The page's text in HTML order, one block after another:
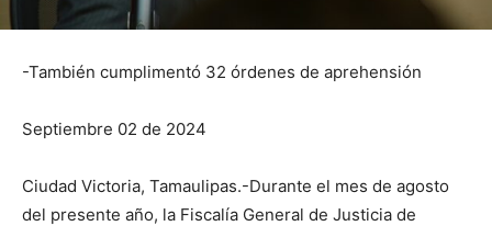
-También cumplimentó 32 órdenes de aprehensión
Septiembre 02 de 2024
Ciudad Victoria, Tamaulipas.-Durante el mes de agosto
del presente año, la Fiscalía General de Justicia de